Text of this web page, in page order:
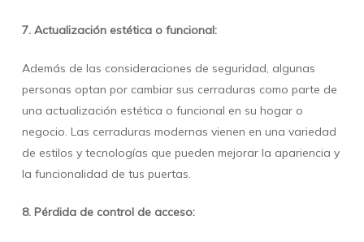
7. Actualización estética o funcional:
Además de las consideraciones de seguridad, algunas
personas optan por cambiar sus cerraduras como parte de
una actualización estética o funcional en su hogar o
negocio. Las cerraduras modernas vienen en una variedad
de estilos y tecnologías que pueden mejorar la apariencia y
la funcionalidad de tus puertas.
8. Pérdida de control de acceso: